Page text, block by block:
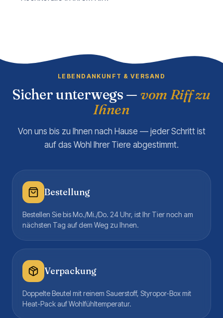
LEBENDANKUNFT & VERSAND
Sicher unterwegs — vom Riff zu
Ihnen
Von uns bis zu Ihnen nach Hause — jeder Schritt ist
auf das Wohl Ihrer Tiere abgestimmt.
Bestellung
Bestellen Sie bis Mo./Mi./Do. 24 Uhr, ist Ihr Tier noch am
nächsten Tag auf dem Weg zu Ihnen.
Verpackung
Doppelte Beutel mit reinem Sauerstoff, Styropor-Box mit
Heat-Pack auf Wohlfühltemperatur.